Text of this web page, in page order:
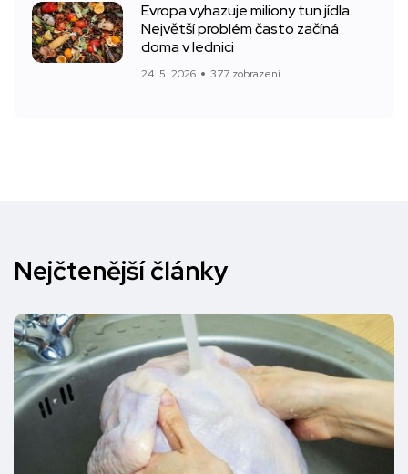
Evropa vyhazuje miliony tun jídla.
Největší problém často začíná
doma v lednici
24. 5. 2026 377 zobrazení
Nejčtenější články